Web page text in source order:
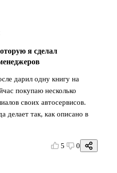
я сделал
дарил одну книгу на
покупаю несколько
своих автосервисов.
делает так, как описано в
5 0